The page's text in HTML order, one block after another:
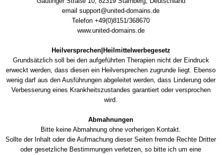
email support@united-domains.de
Telefon +49(0)8151/368670
www.united-domains.de
Heilversprechen|Heilmittelwerbegesetz
Grundsätzlich soll bei den aufgeführten Therapien nicht der Eindruck
erweckt werden, dass diesen ein Heilversprechen zugrunde liegt. Ebenso
wenig darf aus den Ausführungen abgeleitet werden, dass Linderung oder
Verbesserung eines Krankheitszustandes garantiert oder versprochen
wird.
Abmahnungen
Bitte keine Abmahnung ohne vorherigen Kontakt.
Sollte der Inhalt oder die Aufmachung dieser Seiten fremde Rechte Dritter
oder gesetzliche Bestimmungen verletzen, so bitte ich um eine